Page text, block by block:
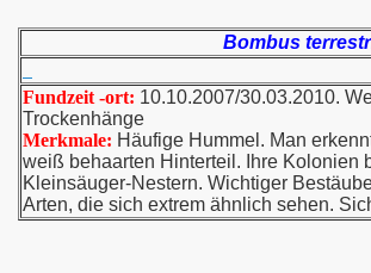
Bombus
Fundzeit -ort: 10.10.2007/30.03.2010.
Trockenhänge
Merkmale: Häufige Hummel. Man
weiß behaarten Hinterteil. Ihre Kolonien
Kleinsäuger-Nestern. Wichtiger
Arten, die sich extrem ähnlich sehen.